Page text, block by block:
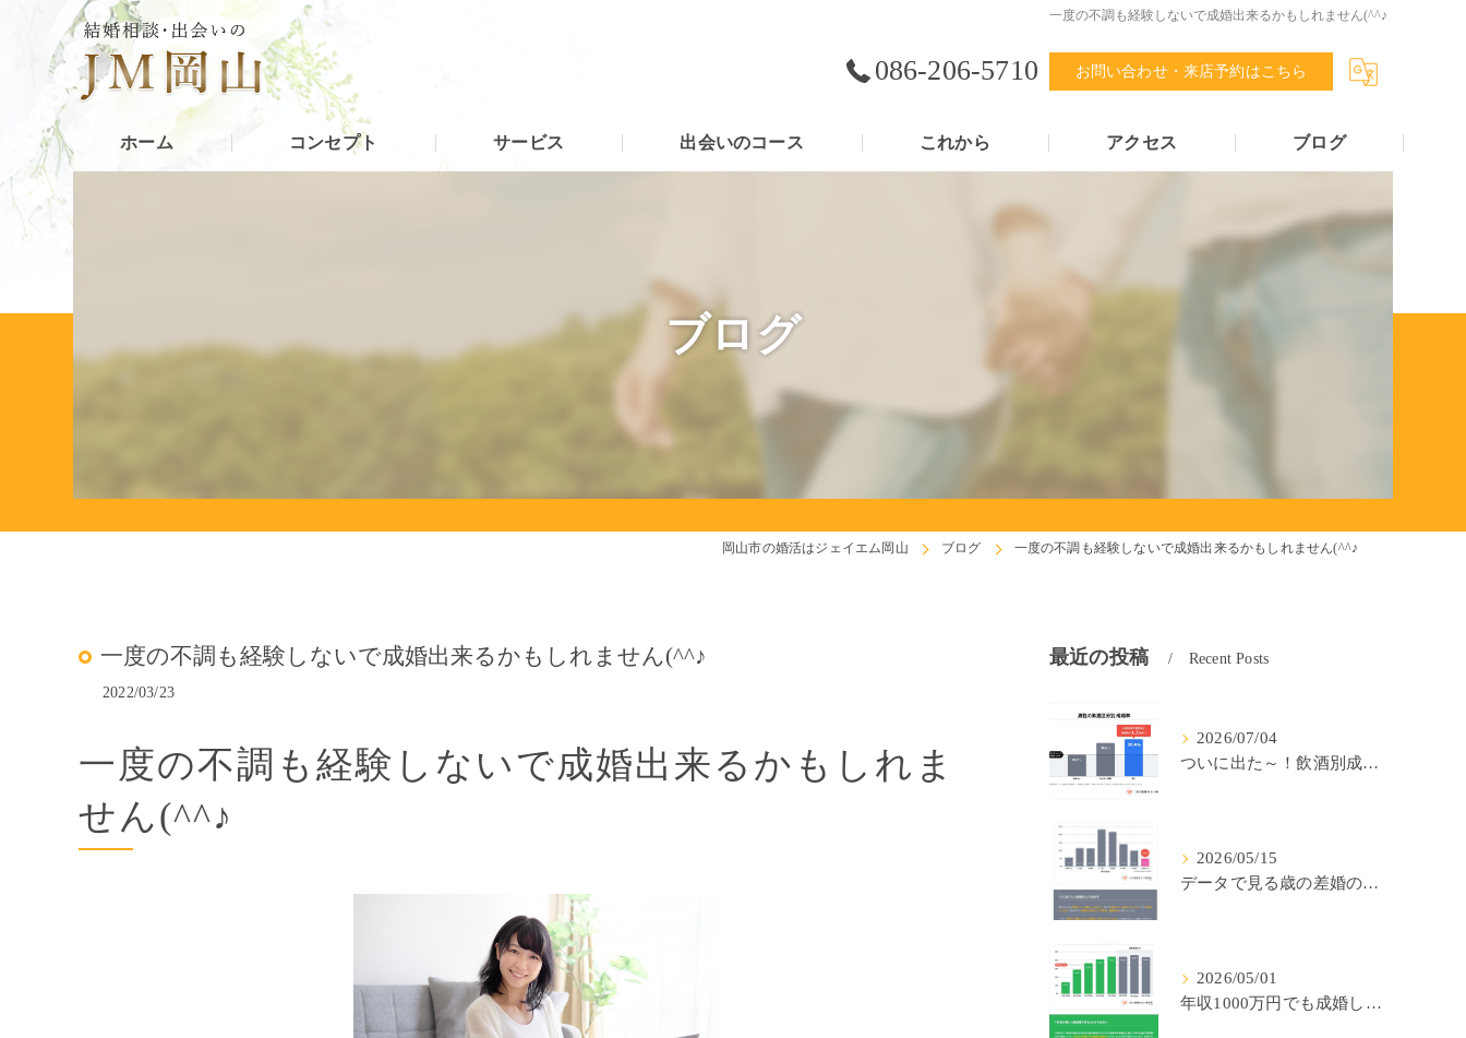
一度の不調も経験しないで成婚出来るかもしれません(^^♪
086-206-5710 お問い合わせ・来店予約はこちら
ホーム コンセプト サービス 出会いのコース これから アクセス ブログ
ブログ
岡山市の婚活はジェイエム岡山 ブログ 一度の不調も経験しないで成婚出来るかもしれません(^^♪
一度の不調も経験しないで成婚出来るかもしれません(^^♪
2022/03/23
一度の不調も経験しないで成婚出来るかもしれま
せん(^^♪
最近の投稿 Recent Posts
2026/07/04
ついに出た～！飲酒別成婚率(IBJ)！
2026/05/15
データで見る歳の差婚の確率の低さ。
2026/05/01
年収1000万円でも成婚しやすいとは限らない? 「年収帯別の成婚率」のリアル